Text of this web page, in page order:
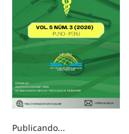
Publicando...